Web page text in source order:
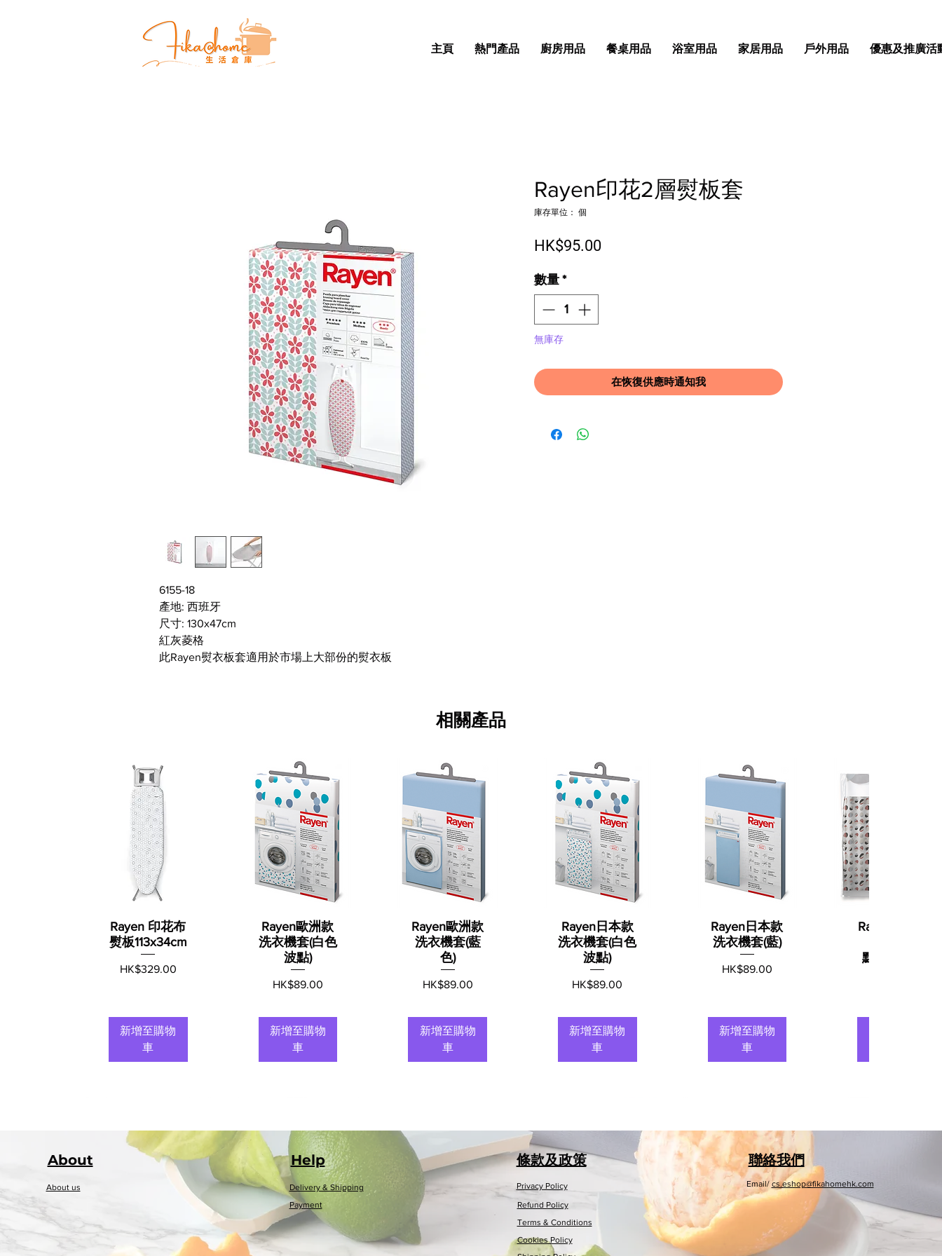
主頁 熱門產品 廚房用品 餐桌用品 浴室用品 家居用品 戶外用品 優惠及推廣活
6155-18
產地: 西班牙
尺寸: 130x47cm
紅灰菱格
此Rayen熨衣板套適用於市場上大部份的熨衣板
Rayen印花2層熨板套
庫存單位： 個
HK$95.00價格
數量 *
無庫存
在恢復供應時通知我
相關產品
Rayen 印花布
熨板113x34cm
價格
HK$329.00
新增至購物
車
Rayen歐洲款
洗衣機套(白色
波點)
價格
HK$89.00
新增至購物
車
Rayen歐洲款
洗衣機套(藍
色)
價格
HK$89.00
新增至購物
車
Rayen日本款
洗衣機套(白色
波點)
價格
HK$89.00
新增至購物
車
Rayen日本款
洗衣機套(藍)
價格
HK$89.00
新增至購物
車
Rayen 浴簾(紅
點)180x200c
About​
About us
Help
Delivery & Shipping
Payment
條款及政策
Privacy Policy
Refund Policy
Terms & Conditions
Cookies Policy
聯絡我們
Email/ cs.eshop@fikahomehk.com